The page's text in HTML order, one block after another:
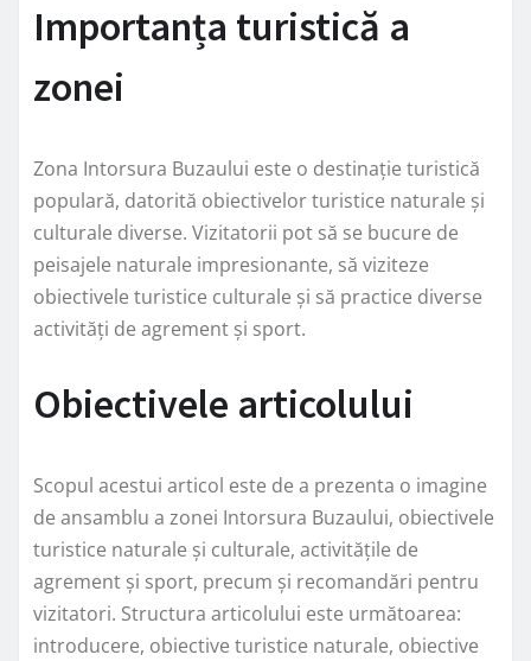
Importanța turistică a
zonei
Zona Intorsura Buzaului este o destinație turistică
populară, datorită obiectivelor turistice naturale și
culturale diverse. Vizitatorii pot să se bucure de
peisajele naturale impresionante, să viziteze
obiectivele turistice culturale și să practice diverse
activități de agrement și sport.
Obiectivele articolului
Scopul acestui articol este de a prezenta o imagine
de ansamblu a zonei Intorsura Buzaului, obiectivele
turistice naturale și culturale, activitățile de
agrement și sport, precum și recomandări pentru
vizitatori. Structura articolului este următoarea:
introducere, obiective turistice naturale, obiective